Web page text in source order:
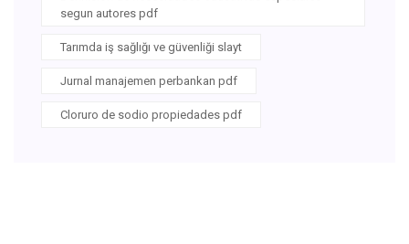
segun autores pdf
Tarımda iş sağlığı ve güvenliği slayt
Jurnal manajemen perbankan pdf
Cloruro de sodio propiedades pdf